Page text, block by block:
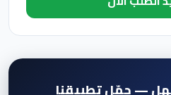
— حمّل تطبيقنا